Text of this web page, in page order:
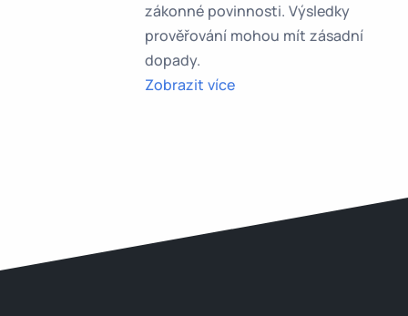
zákonné povinnosti. Výsledky
prověřování mohou mít zásadní
dopady.
Zobrazit více